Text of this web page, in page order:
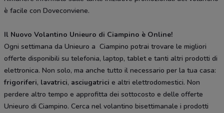
è facile con Doveconviene.
Il Nuovo Volantino Unieuro di Ciampino è Online!
Ogni settimana da Unieuro a Ciampino potrai trovare le migliori
offerte disponibili su telefonia, laptop, tablet e tanti altri prodotti di
elettronica. Non solo, ma anche tutto il necessario per la tua casa:
frigoriferi, lavatrici, asciugatrici e altri elettrodomestici. Non
perdere altro tempo e approfitta dei sottocosto e delle offerte
Unieuro di Ciampino. Cerca nel volantino bisettimanale i prodotti